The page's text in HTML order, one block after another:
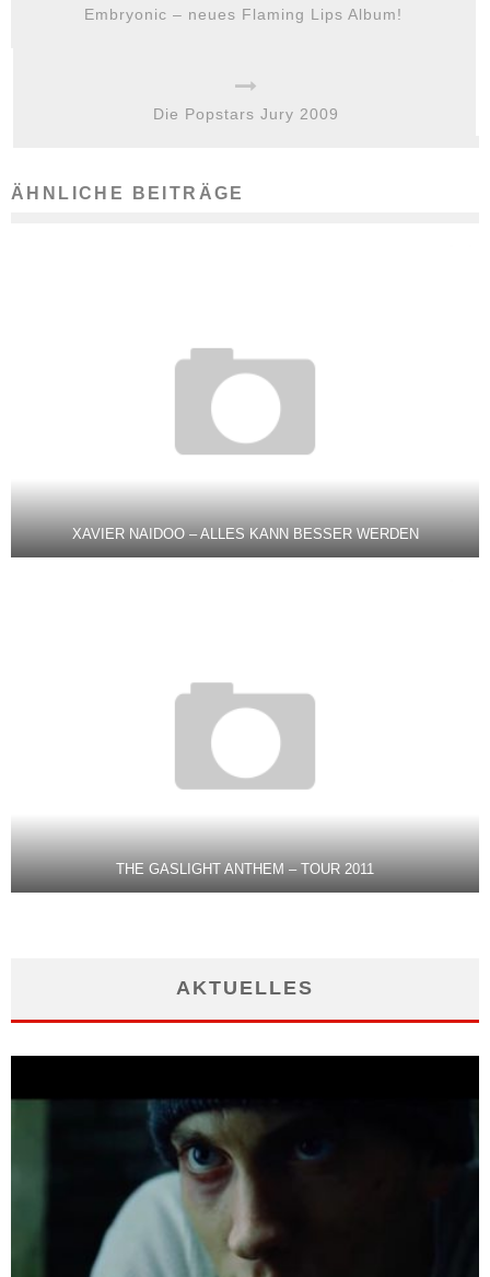
Embryonic – neues Flaming Lips Album!
Die Popstars Jury 2009
ÄHNLICHE BEITRÄGE
XAVIER NAIDOO – ALLES KANN BESSER WERDEN
THE GASLIGHT ANTHEM – TOUR 2011
AKTUELLES